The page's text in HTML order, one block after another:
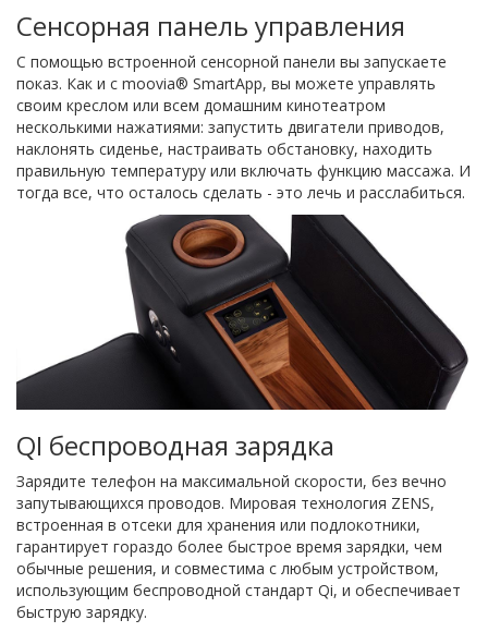
Сенсорная панель управления
С помощью встроенной сенсорной панели вы запускаете
показ. Как и с moovia® SmartApp, вы можете управлять
своим креслом или всем домашним кинотеатром
несколькими нажатиями: запустить двигатели приводов,
наклонять сиденье, настраивать обстановку, находить
правильную температуру или включать функцию массажа. И
тогда все, что осталось сделать - это лечь и расслабиться.
QI беспроводная зарядка
Зарядите телефон на максимальной скорости, без вечно
запутывающихся проводов. Мировая технология ZENS,
встроенная в отсеки для хранения или подлокотники,
гарантирует гораздо более быстрое время зарядки, чем
обычные решения, и совместима с любым устройством,
использующим беспроводной стандарт Qi, и обеспечивает
быструю зарядку.